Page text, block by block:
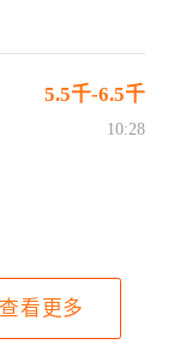
5.5千-6.5千
10:28
看更多